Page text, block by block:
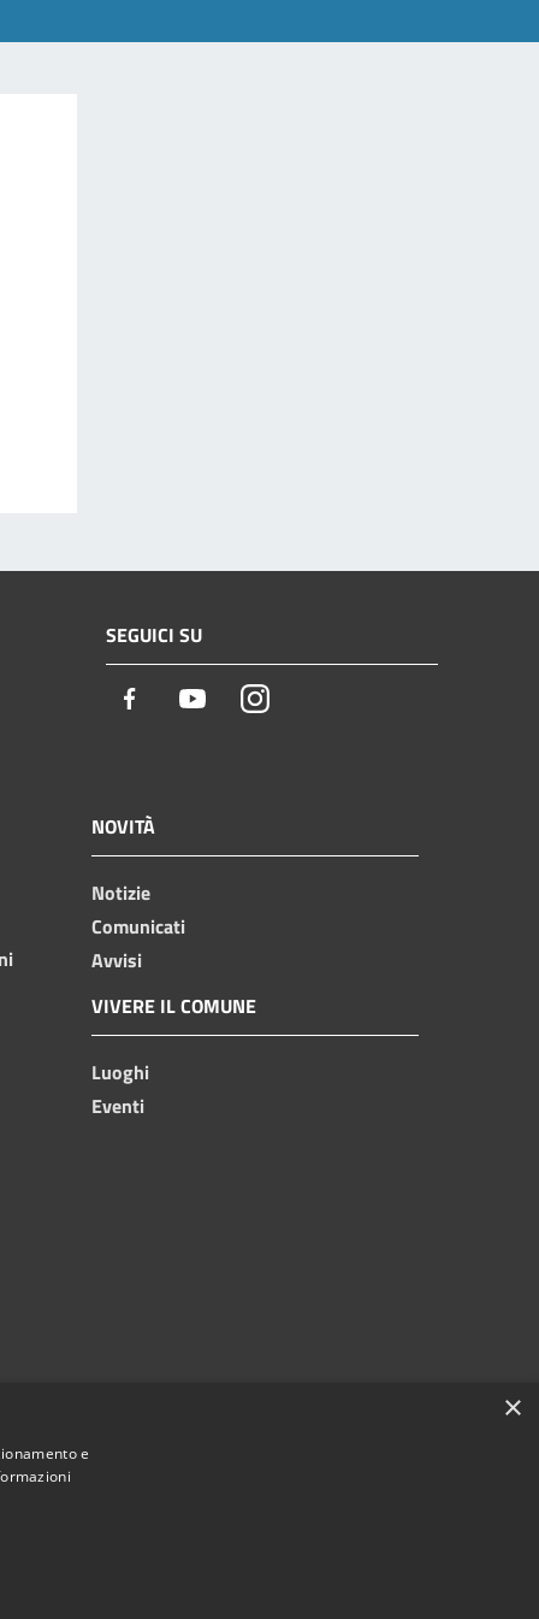
SEGUICI SU
Facebook YoutubeInstagram
NOVITÀ
Notizie
Comunicati
Avvisi
VIVERE IL COMUNE
Luoghi
Eventi
×
e